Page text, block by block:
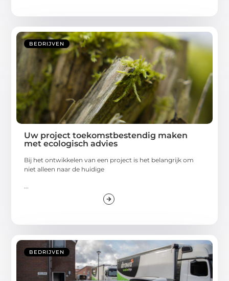
BEDRIJVEN
Uw project toekomstbestendig maken
met ecologisch advies
Bij het ontwikkelen van een project is het belangrijk om
niet alleen naar de huidige
BEDRIJVEN